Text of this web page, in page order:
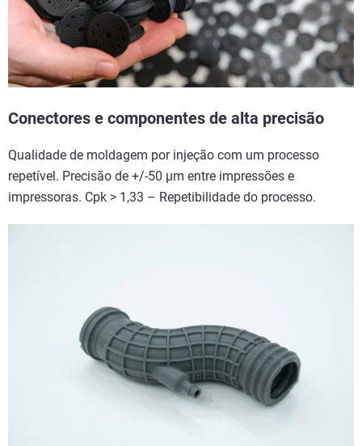
Conectores e componentes de alta precisão
Qualidade de moldagem por injeção com um processo
repetível. Precisão de +/-50 µm entre impressões e
impressoras. Cpk > 1,33 – Repetibilidade do processo.